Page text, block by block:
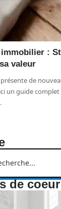
:
valeur
de
un guide
de coeur